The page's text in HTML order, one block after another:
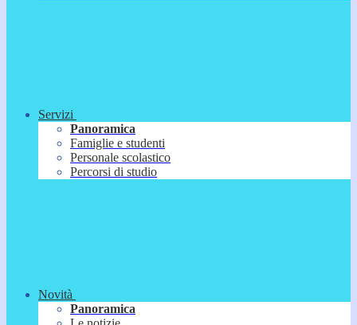
Servizi
Panoramica
Famiglie e studenti
Personale scolastico
Percorsi di studio
Novità
Panoramica